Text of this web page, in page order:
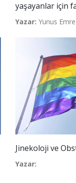
yaşayanlar için
Yazar: Yunus
Jinekoloji ve
Yazar: